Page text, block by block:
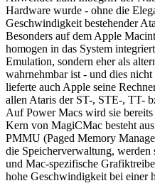
Hardware wurde - ohne die
Geschwindigkeit bestehender
Besonders auf dem Apple
homogen in das System
Emulation, sondern eher als
wahrnehmbar ist - und dies
lieferte auch Apple seine
allen Ataris der ST-, STE-, TT-
Auf Power Macs wird sie
Kern von MagiCMac besteht
PMMU (Paged Memory
die Speicherverwaltung,
und Mac-spezifische
hohe Geschwindigkeit bei einer